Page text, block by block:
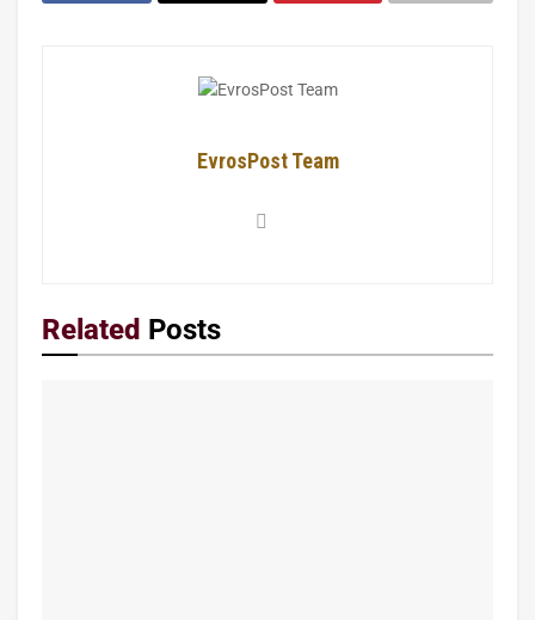
EvrosPost Team
Related Posts